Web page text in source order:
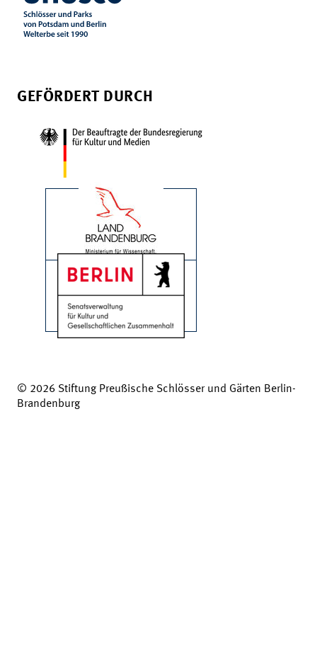
GEFÖRDERT DURCH
© 2026 Stiftung Preußische Schlösser und Gärten Berlin-
Brandenburg